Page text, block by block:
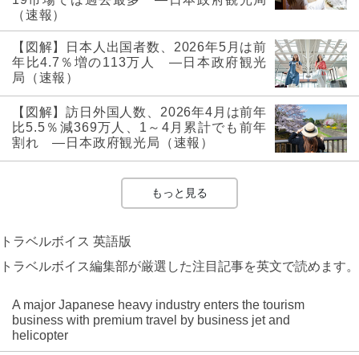
（速報）
【図解】日本人出国者数、2026年5月は前
年比4.7％増の113万人 ―日本政府観光
局（速報）
【図解】訪日外国人数、2026年4月は前年
比5.5％減369万人、1～4月累計でも前年
割れ ―日本政府観光局（速報）
もっと見る
トラベルボイス 英語版
トラベルボイス編集部が厳選した注目記事を英文で読めます。
A major Japanese heavy industry enters the tourism
business with premium travel by business jet and
helicopter